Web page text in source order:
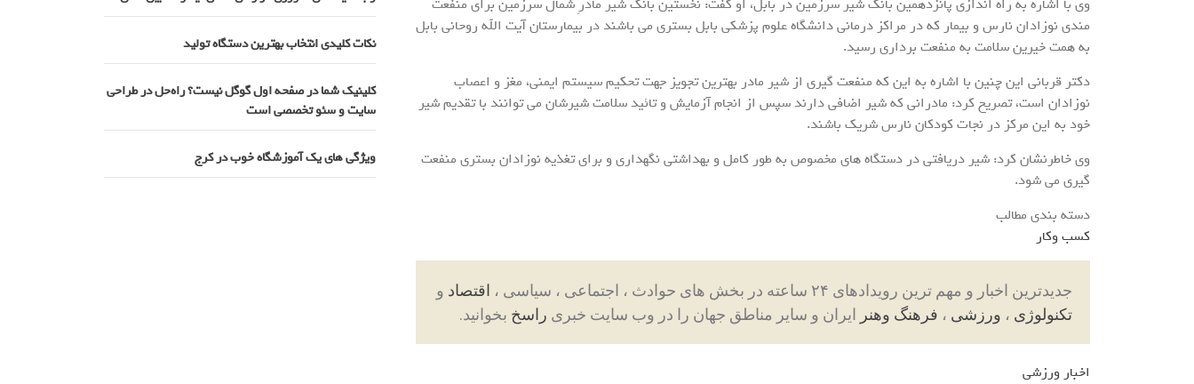
وی با اشاره به راه اندازی پانزدهمین بانک شیر سرزمین در بابل، او گفت: نخستین بانک شیر مادرِ شمال سرزمین برای منفعت
مندی نوزادان نارس و بیمار که در مراکز درمانی دانشگاه علوم پزشکی بابل بستری می باشند در بیمارستان آیت الله روحانی بابل
به همت خیرین سلامت به منفعت برداری رسید.
دکتر قربانی این چنین با اشاره به این که منفعت گیری از شیر مادر بهترین تجویز جهت تحکیم سیستم ایمنی، مغز و اعصاب
نوزادان است، تصریح کرد: مادرانی که شیر اضافی دارند سپس از انجام آزمایش و تائید سلامت شیرشان می توانند با تقدیم شیر
خود به این مرکز در نجات کودکان نارس شریک باشند.
وی خاطرنشان کرد: شیر دریافتی در دستگاه های مخصوص به طور کامل و بهداشتی نگهداری و برای تغذیه نوزادان بستری منفعت
گیری می شود.
دسته بندی مطالب
کسب وکار
جدیدترین اخبار و مهم ترین رویدادهای ۲۴ ساعته در بخش های حوادث ، اجتماعی ، سیاسی ، اقتصاد و
تکنولوژی ، ورزشی ، فرهنگ وهنر ایران و سایر مناطق جهان را در وب سایت خبری راسخ بخوانید.
اخبار ورزشی
نکات کلیدی انتخاب بهترین دستگاه تولید
کلینیک شما در صفحه اول گوگل نیست؟ راه‌حل در طراحی
سایت و سئو تخصصی است
ویژگی های یک آموزشگاه خوب در کرج